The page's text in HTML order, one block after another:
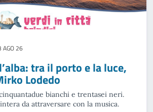
AGO 26
tra il porto e la luce,
Lodedo
bianchi e trentasei neri.
da attraversare con la musica.